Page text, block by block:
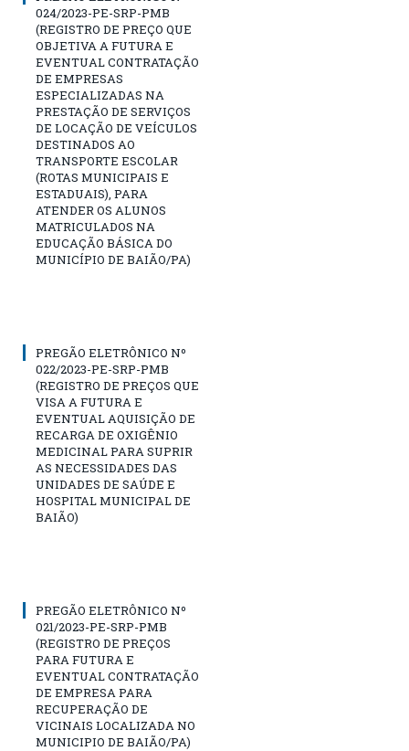
024/2023-PE-SRP-PMB
(REGISTRO DE PREÇO QUE
OBJETIVA A FUTURA E
EVENTUAL CONTRATAÇÃO
DE EMPRESAS
ESPECIALIZADAS NA
PRESTAÇÃO DE SERVIÇOS
DE LOCAÇÃO DE VEÍCULOS
DESTINADOS AO
TRANSPORTE ESCOLAR
(ROTAS MUNICIPAIS E
ESTADUAIS), PARA
ATENDER OS ALUNOS
MATRICULADOS NA
EDUCAÇÃO BÁSICA DO
MUNICÍPIO DE BAIÃO/PA)
PREGÃO ELETRÔNICO Nº
022/2023-PE-SRP-PMB
(REGISTRO DE PREÇOS QUE
VISA A FUTURA E
EVENTUAL AQUISIÇÃO DE
RECARGA DE OXIGÊNIO
MEDICINAL PARA SUPRIR
AS NECESSIDADES DAS
UNIDADES DE SAÚDE E
HOSPITAL MUNICIPAL DE
BAIÃO)
PREGÃO ELETRÔNICO Nº
021/2023-PE-SRP-PMB
(REGISTRO DE PREÇOS
PARA FUTURA E
EVENTUAL CONTRATAÇÃO
DE EMPRESA PARA
RECUPERAÇÃO DE
VICINAIS LOCALIZADA NO
MUNICIPIO DE BAIÃO/PA)